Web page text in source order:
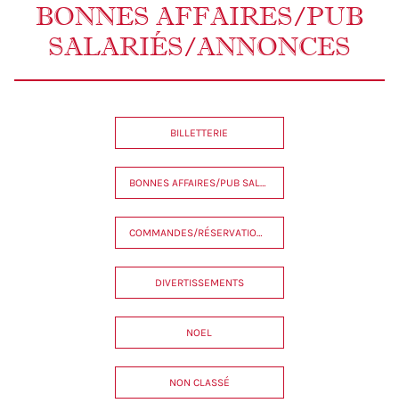
BONNES AFFAIRES/PUB
SALARIÉS/ANNONCES
BILLETTERIE
BONNES AFFAIRES/PUB SALARIÉS/ANNONCES
COMMANDES/RÉSERVATIONS
DIVERTISSEMENTS
NOEL
NON CLASSÉ